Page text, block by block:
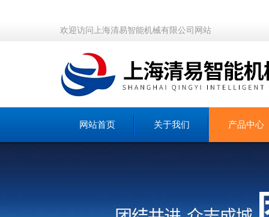
欢迎访问上海清易智能机械有限公司网站
网站首页 关于我们 产品中心